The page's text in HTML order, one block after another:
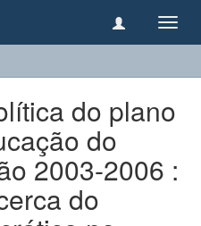
do plano
do
2003-2006 :
do